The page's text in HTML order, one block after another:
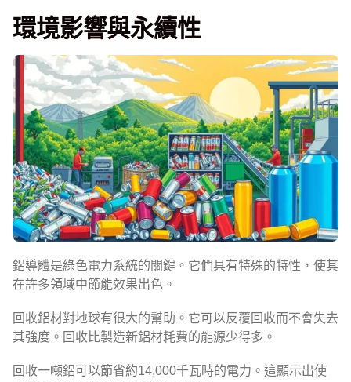
環境影響與永續性
鋁導體是綠色電力系統的關鍵。它們具有特殊的特性，使其
在許多領域中節能效果出色。
回收鋁材對地球有很大的幫助。它可以反覆回收而不會失去
其強度。回收比製造新鋁材耗費的能源少得多。
回收一噸鋁可以節省約14,000千瓦時的電力。這顯示出使